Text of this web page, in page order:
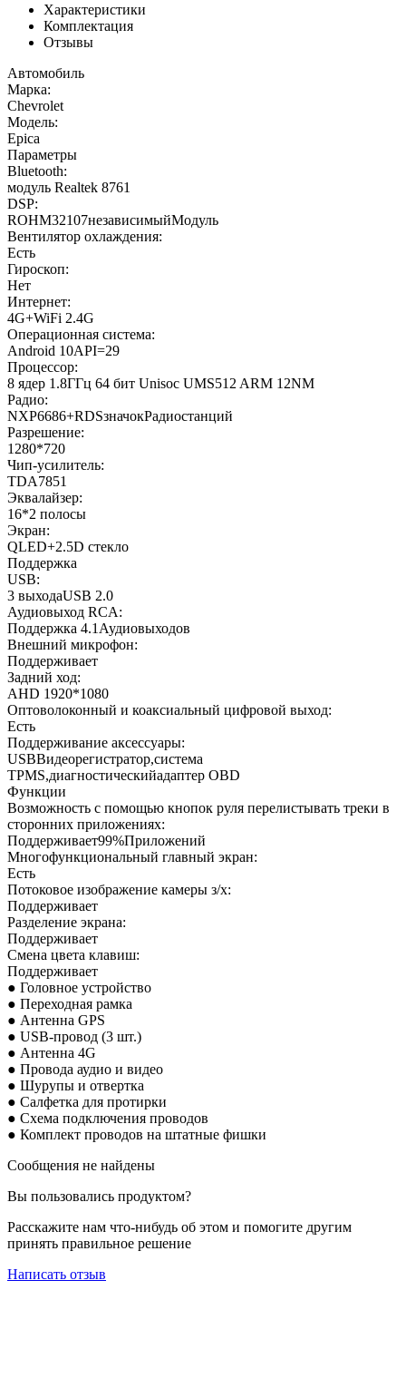
Характеристики
Комплектация
Отзывы
Автомобиль
Марка:
Chevrolet
Модель:
Epica
Параметры
Bluetooth:
модуль Realtek 8761
DSP:
ROHM32107независимыйМодуль
Вентилятор охлаждения:
Есть
Гироскоп:
Нет
Интернет:
4G+WiFi 2.4G
Операционная система:
Android 10API=29
Процессор:
8 ядер 1.8ГГц 64 бит Unisoc UMS512 ARM 12NM
Радио:
NXP6686+RDSзначокРадиостанций
Разрешение:
1280*720
Чип-усилитель:
TDA7851
Эквалайзер:
16*2 полосы
Экран:
QLED+2.5D стекло
Поддержка
USB:
3 выходаUSB 2.0
Аудиовыход RCA:
Поддержка 4.1Аудиовыходов
Внешний микрофон:
Поддерживает
Задний ход:
AHD 1920*1080
Оптоволоконный и коаксиальный цифровой выход:
Есть
Поддерживание аксессуары:
USBВидеорегистратор,система
TPMS,диагностическийадаптер OBD
Функции
Возможность с помощью кнопок руля перелистывать треки в
сторонних приложениях:
Поддерживает99%Приложений
Многофункциональный главный экран:
Есть
Потоковое изображение камеры з/х:
Поддерживает
Разделение экрана:
Поддерживает
Смена цвета клавиш:
Поддерживает
● Головное устройство
● Переходная рамка
● Антенна GPS
● USB-провод (3 шт.)
● Антенна 4G
● Провода аудио и видео
● Шурупы и отвертка
● Салфетка для протирки
● Схема подключения проводов
● Комплект проводов на штатные фишки
Сообщения не найдены
Вы пользовались продуктом?
Расскажите нам что-нибудь об этом и помогите другим
принять правильное решение
Написать отзыв